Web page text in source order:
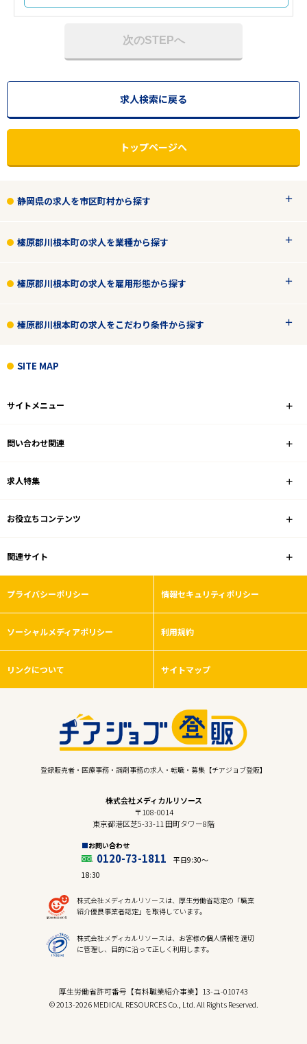
エリアで探す
榛原郡川根本町
業種
雇用形態
こだわり条件
フリーワード
次のSTEPへ
求人検索に戻る
トップページへ
静岡県の求人を市区町村から探す
榛原郡川根本町の求人を業種から探す
榛原郡川根本町の求人を雇用形態から探す
榛原郡川根本町の求人をこだわり条件から探す
SITE MAP
サイトメニュー
問い合わせ関連
求人特集
お役立ちコンテンツ
関連サイト
プライバシーポリシー 情報セキュリティポリシー
ソーシャルメディアポリシー 利用規約
リンクについて サイトマップ
登録販売者・医療事務・調剤事務の求人・転職・募集【チアジョブ登販】
株式会社メディカルリソース
〒108-0014
東京都港区芝5-33-11 田町タワー8階
お問い合わせ
0120-73-1811
平日9:30〜
18:30
株式会社メディカルリソースは、厚生労働省認定の「職業
紹介優良事業者認定」を取得しています。
株式会社メディカルリソースは、お客様の個人情報を適切
に管理し、目的に沿って正しく利用します。
厚生労働省許可番号【有料職業紹介事業】13-ユ-010743
© 2013-2026 MEDICAL RESOURCES Co., Ltd. All Rights Reserved.